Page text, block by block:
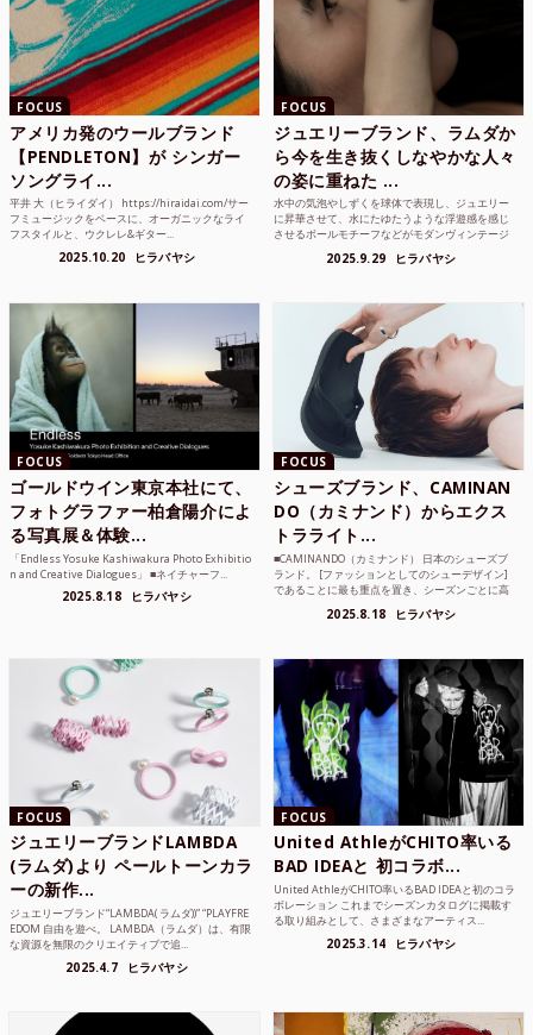
FOCUS
アメリカ発のウールブランド
【PENDLETON】が シンガー
ソングライ...
平井 大（ヒライダイ） https://hiraidai.com/サー
フミュージックをベースに、オーガニックなライ
フスタイルと、ウクレレ&ギター...
2025.10.20 ヒラバヤシ
FOCUS
ジュエリーブランド、ラムダか
ら今を生き抜くしなやかな人々
の姿に重ねた ...
水中の気泡やしずくを球体で表現し、ジュエリー
に昇華させて、水にたゆたうような浮遊感を感じ
させるボールモチーフなどがモダンヴィンテージ
2025.9.29 ヒラバヤシ
FOCUS
ゴールドウイン東京本社にて、
フォトグラファー柏倉陽介によ
る写真展＆体験...
「Endless Yosuke Kashiwakura Photo Exhibitio
n and Creative Dialogues」 ■ネイチャーフ...
2025.8.18 ヒラバヤシ
FOCUS
シューズブランド、CAMINAN
DO（カミナンド）からエクス
トラライト...
■CAMINANDO（カミナンド） 日本のシューズブ
ランド。 [ファッションとしてのシューデザイン]
であることに最も重点を置き、シーズンごとに高
2025.8.18 ヒラバヤシ
FOCUS
ジュエリーブランドLAMBDA
(ラムダ)より ペールトーンカラ
ーの新作...
ジュエリーブランド“LAMBDA( ラムダ))” “PLAYFRE
EDOM 自由を遊べ。 LAMBDA（ラムダ）は、有限
な資源を無限のクリエイティブで追...
2025.4.7 ヒラバヤシ
FOCUS
United AthleがCHITO率いる
BAD IDEAと 初コラボ...
United AthleがCHITO率いるBAD IDEAと初のコラ
ボレーション これまでシーズンカタログに掲載す
る取り組みとして、さまざまなアーティス...
2025.3.14 ヒラバヤシ